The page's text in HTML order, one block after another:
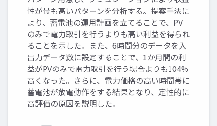
性が最も高いパターンを分析する。提案手法に
より、蓄電池の運用計画を立てることで、PV
のみで電力取引を行うよりも高い利益を得られ
ることを示した。また、6時間分のデータを入
出力データ数に設定することで、1か月間の利
益がPVのみで電力取引を行う場合よりも104%
高くなった。さらに、電力価格の高い時間帯に
蓄電池が放電動作をする結果となり、定性的に
高評価の原因を説明した。